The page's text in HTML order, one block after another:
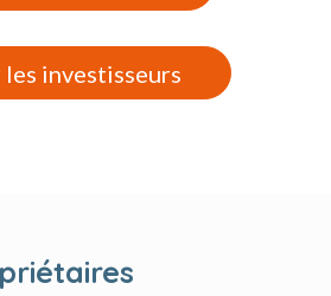
les investisseurs